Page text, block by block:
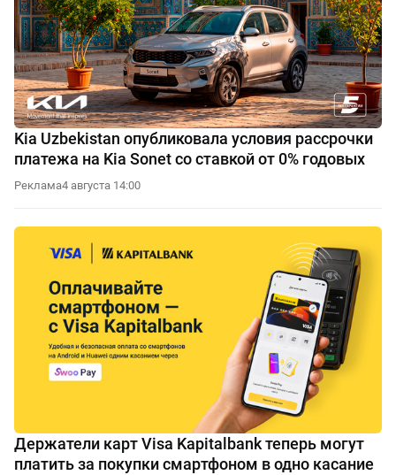
Kia Uzbekistan опубликовала условия рассрочки
платежа на Kia Sonet со ставкой от 0% годовых
Реклама4 августа 14:00
Держатели карт Visa Kapitalbank теперь могут
платить за покупки смартфоном в одно касание